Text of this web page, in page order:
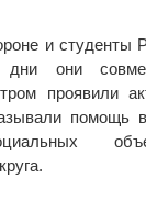
и студенты
дни они
проявили
помощь